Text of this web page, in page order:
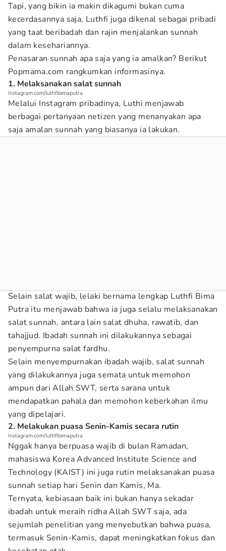
Tapi, yang bikin ia makin dikagumi bukan cuma
kecerdasannya saja, Luthfi juga dikenal sebagai pribadi
yang taat beribadah dan rajin menjalankan sunnah
dalam kesehariannya.
Penasaran sunnah apa saja yang ia amalkan? Berikut
Popmama.com rangkumkan informasinya.
1. Melaksanakan salat sunnah
Instagram.com/luthfibimaputra
Melalui Instagram pribadinya, Luthi menjawab
berbagai pertanyaan netizen yang menanyakan apa
saja amalan sunnah yang biasanya ia lakukan.
Selain salat wajib, lelaki bernama lengkap Luthfi Bima
Putra itu menjawab bahwa ia juga selalu melaksanakan
salat sunnah, antara lain salat dhuha, rawatib, dan
tahajjud. Ibadah sunnah ini dilakukannya sebagai
penyempurna salat fardhu.
Selain menyempurnakan ibadah wajib, salat sunnah
yang dilakukannya juga semata untuk memohon
ampun dari Allah SWT, serta sarana untuk
mendapatkan pahala dan memohon keberkahan ilmu
yang dipelajari.
2. Melakukan puasa Senin-Kamis secara rutin
Instagram.com/luthfibimaputra
Nggak hanya berpuasa wajib di bulan Ramadan,
mahasiswa Korea Advanced Institute Science and
Technology (KAIST) ini juga rutin melaksanakan puasa
sunnah setiap hari Senin dan Kamis, Ma.
Ternyata, kebiasaan baik ini bukan hanya sekadar
ibadah untuk meraih ridha Allah SWT saja, ada
sejumlah penelitian yang menyebutkan bahwa puasa,
termasuk Senin-Kamis, dapat meningkatkan fokus dan